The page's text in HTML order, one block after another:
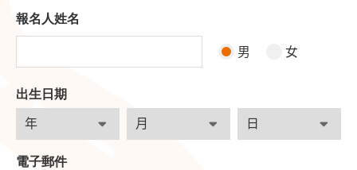
報名人姓名
男 女
出生日期
電子郵件